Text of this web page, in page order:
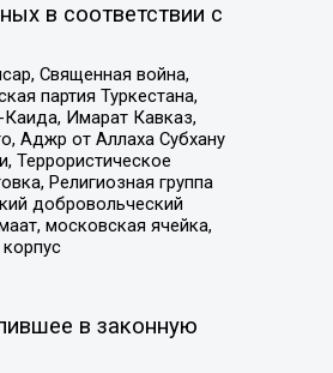
в соответствии с
Священная война,
партия Туркестана,
Имарат Кавказ,
Аджр от Аллаха Субхану
Террористическое
Религиозная группа
добровольческий
московская ячейка,
в законную